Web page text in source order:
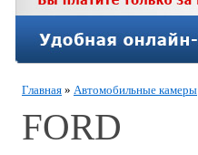
Главная » Автомобильные камеры
FORD